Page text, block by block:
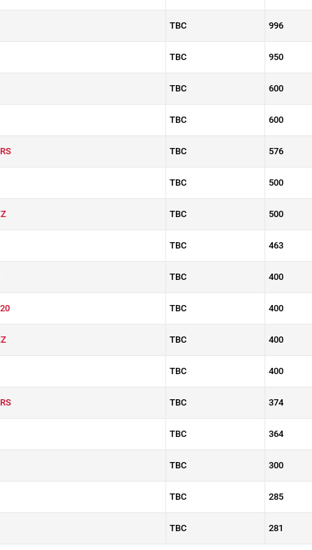
TBC 996
TBC 950
TBC 600
TBC 600
TBC 576
TBC 500
TBC 500
TBC 463
TBC 400
TBC 400
TBC 400
TBC 400
TBC 374
TBC 364
TBC 300
TBC 285
TBC 281